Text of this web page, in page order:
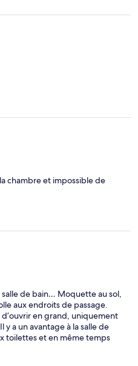
chambre et impossible de
de bain… Moquette au sol,
aux endroits de passage.
en grand, uniquement
a un avantage à la salle de
toilettes et en même temps
dommage qu’il y ait tant